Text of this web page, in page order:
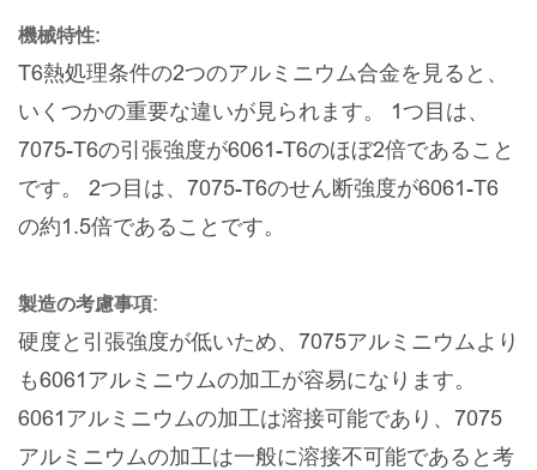
機械特性:
T6熱処理条件の2つのアルミニウム合金を見ると、
いくつかの重要な違いが見られます。 1つ目は、
7075-T6の引張強度が6061-T6のほぼ2倍であること
です。 2つ目は、7075-T6のせん断強度が6061-T6
の約1.5倍であることです。
製造の考慮事項:
硬度と引張強度が低いため、7075アルミニウムより
も6061アルミニウムの加工が容易になります。
6061アルミニウムの加工は溶接可能であり、7075
アルミニウムの加工は一般に溶接不可能であると考